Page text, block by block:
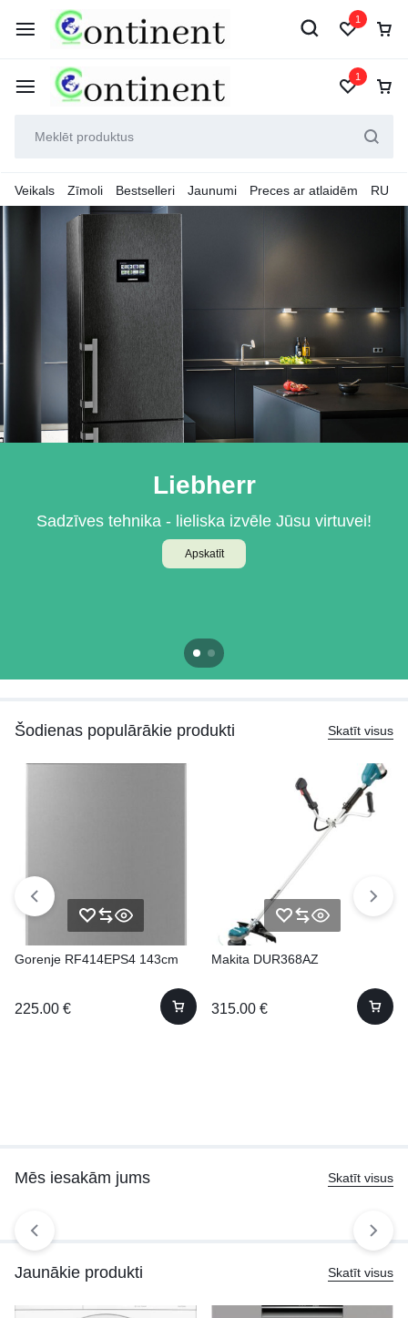
1
Veikals Zīmoli Bestselleri Jaunumi Preces ar atlaidēm RU
1
Liebherr
Sadzīves tehnika - lieliska izvēle Jūsu virtuvei!
Apskatīt
BOSCH
Iebūvējamā tehnika Jūsu virtuvei
Apskatīt
Šodienas populārākie produkti Skatīt visus
Gorenje RF414EPS4 143cm
225.00 €
Makita DUR368AZ
315.00 €
Mēs iesakām jums Skatīt visus
Jaunākie produkti Skatīt visus